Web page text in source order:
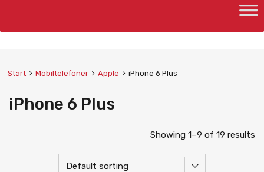
Start Mobiltelefoner Apple iPhone 6 Plus
iPhone 6 Plus
Showing 1–9 of 19 results